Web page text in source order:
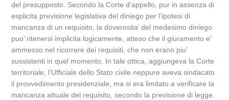
del presupposto. Secondo la Corte d’appello, pur in assenza di
esplicita previsione legislativa del diniego per l’ipotesi di
mancanza di un requisito, la doverosita’ del medesimo diniego
puo’ ritenersi implicita logicamente, atteso che il giuramento e’
ammesso nel ricorrere dei requisiti, che non erano piu’
sussistenti in quel momento. In tale ottica, aggiungeva la Corte
territoriale, l’Ufficiale dello Stato civile neppure aveva sindacato
il provvedimento presidenziale, ma si era limitato a verificare la
mancanza attuale del requisito, secondo la previsione di legge.